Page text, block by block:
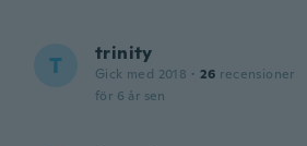
T trinity
Gick med 2018 · 26 recensioner
för 6 år sen